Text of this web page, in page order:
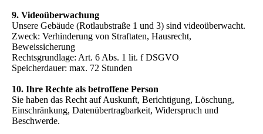
9. Videoüberwachung
Unsere Gebäude (Rotlaubstraße 1 und 3) sind videoüberwacht.
Zweck: Verhinderung von Straftaten, Hausrecht,
Beweissicherung
Rechtsgrundlage: Art. 6 Abs. 1 lit. f DSGVO
Speicherdauer: max. 72 Stunden
10. Ihre Rechte als betroffene Person
Sie haben das Recht auf Auskunft, Berichtigung, Löschung,
Einschränkung, Datenübertragbarkeit, Widerspruch und
Beschwerde.